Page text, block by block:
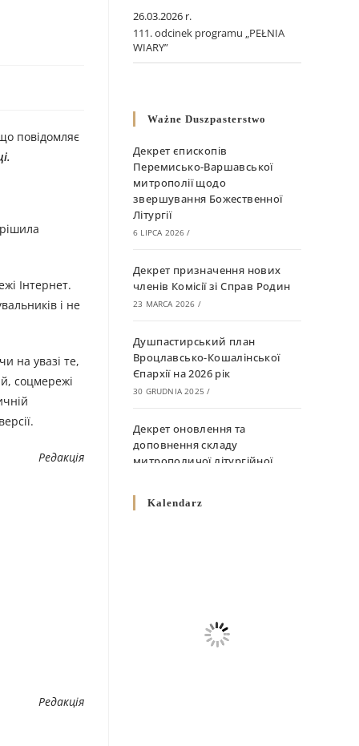
повідомляє
Інтернет.
і не
на увазі те,
соцмережі
Редакція
Редакція
26.03.2026 r.
111. odcinek programu „PEŁNIA
WIARY”
Ważne Duszpasterstwo
Декрет єпископів
Перемисько-Варшавської
митрополії щодо
звершування Божественної
Літургії
6 LIPCA 2026 /
Декрет призначення нових
членів Комісії зі Справ Родин
23 MARCA 2026 /
Душпастирський план
Вроцлавсько-Кошалінської
Єпархії на 2026 рік
30 GRUDNIA 2025 /
Декрет оновлення та
доповнення складу
митрополичої літургійної
10 GRUDNIA 2025
Декрет про відзначення
Великодня і всіх рухомих
Kalendarz